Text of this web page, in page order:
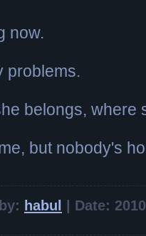
now.
problems.
belongs, where
but nobody's
habul | Date: